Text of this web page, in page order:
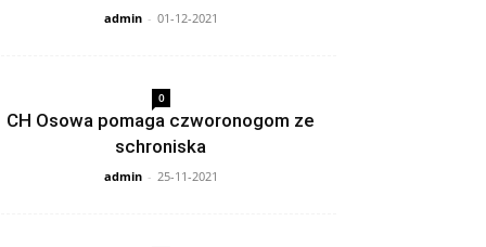
admin - 01-12-2021
0
CH Osowa pomaga czworonogom ze
schroniska
admin - 25-11-2021